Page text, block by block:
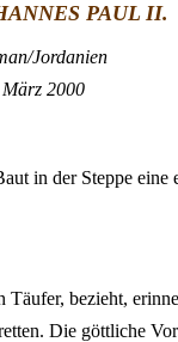
PAUL II.
Jordanien
2000
in der Steppe eine
Täufer, bezieht,
Die göttliche